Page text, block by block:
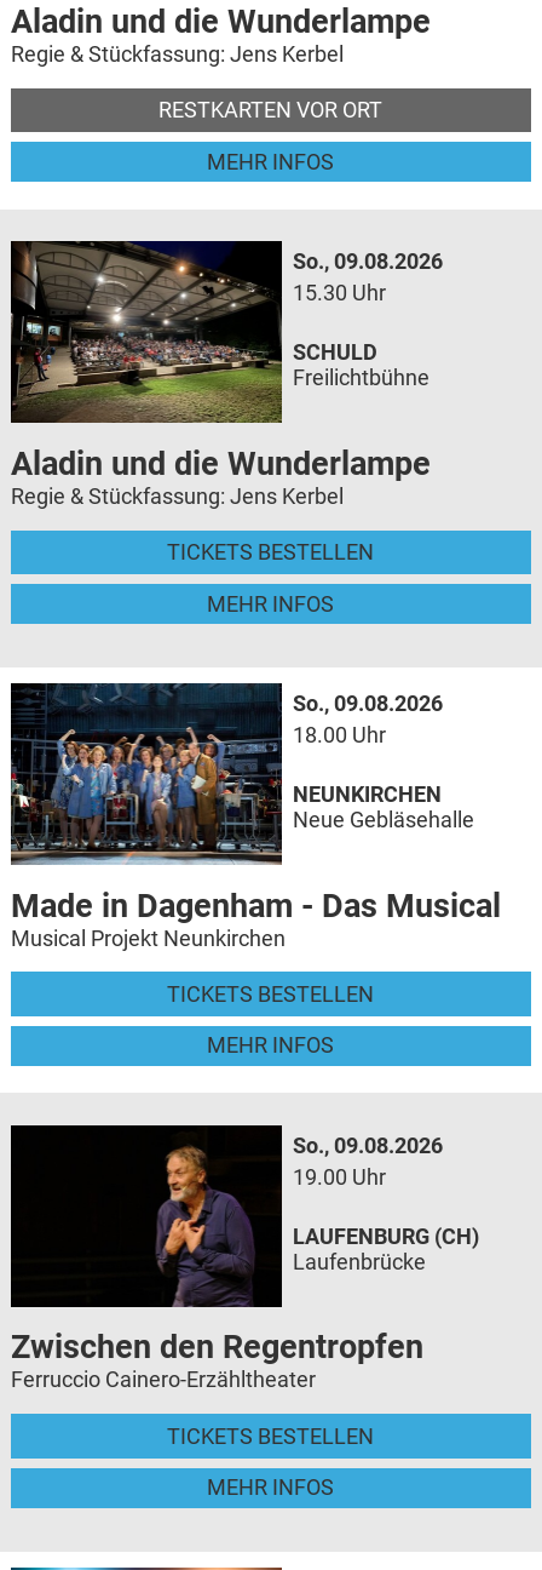
Aladin und die Wunderlampe
Regie & Stückfassung: Jens Kerbel
RESTKARTEN VOR ORT
MEHR INFOS
So., 09.08.2026
15.30 Uhr
Aladin und die Wunderlampe
Regie & Stückfassung: Jens Kerbel
TICKETS BESTELLEN
MEHR INFOS
SCHULD
Freilichtbühne
So., 09.08.2026
18.00 Uhr
Made in Dagenham - Das Musical
Musical Projekt Neunkirchen
TICKETS BESTELLEN
MEHR INFOS
NEUNKIRCHEN
Neue Gebläsehalle
So., 09.08.2026
19.00 Uhr
Zwischen den Regentropfen
Ferruccio Cainero-Erzähltheater
TICKETS BESTELLEN
MEHR INFOS
LAUFENBURG (CH)
Laufenbrücke